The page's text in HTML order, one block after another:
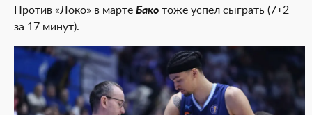
Против «Локо» в марте Бако тоже успел сыграть (7+2
за 17 минут).